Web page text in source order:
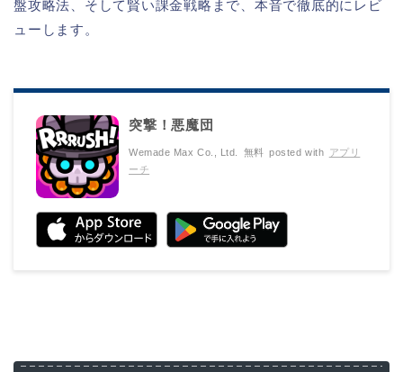
盤攻略法、そして賢い課金戦略まで、本音で徹底的にレビ
ューします。
突撃！悪魔団
Wemade Max Co., Ltd. 無料 posted with アプリ
ーチ